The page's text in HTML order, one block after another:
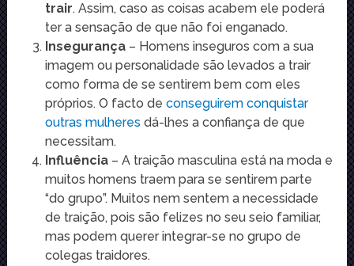
trair. Assim, caso as coisas acabem ele poderá
ter a sensação de que não foi enganado.
Insegurança– Homens inseguros com a sua
imagem ou personalidade são levados a trair
como forma de se sentirem bem com eles
próprios. O facto de conseguirem conquistar
outras mulheres dá-lhes a confiança de que
necessitam.
Influência– A traição masculina está na moda e
muitos homens traem para se sentirem parte
“do grupo”. Muitos nem sentem a necessidade
de traição, pois são felizes no seu seio familiar,
mas podem querer integrar-se no grupo de
colegas traidores.